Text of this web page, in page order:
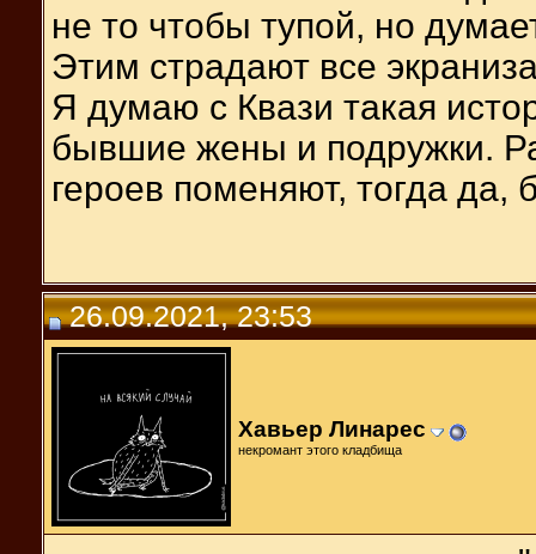
не то чтобы тупой, но
Этим страдают все
Я думаю с Квази такая
бывшие жены и подружки.
героев поменяют, тогда да,
26.09.2021, 23:53
Хавьер Линарес
некромант этого кладбища